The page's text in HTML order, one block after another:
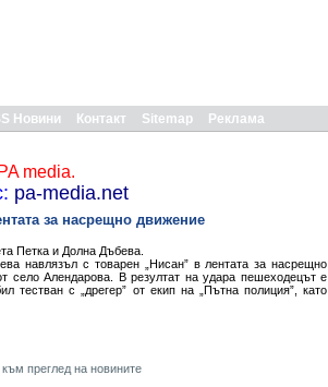
Новини Контакт Sitemap Реклама
media.
pa-media.net
за насрещно движение
Петка и Долна Дъбева.
навлязъл с товарен „Нисан” в лентата за насрещно
Алендарова. В резултат на удара пешеходецът е
с „дрегер” от екип на „Пътна полиция”, като
преглед на новините